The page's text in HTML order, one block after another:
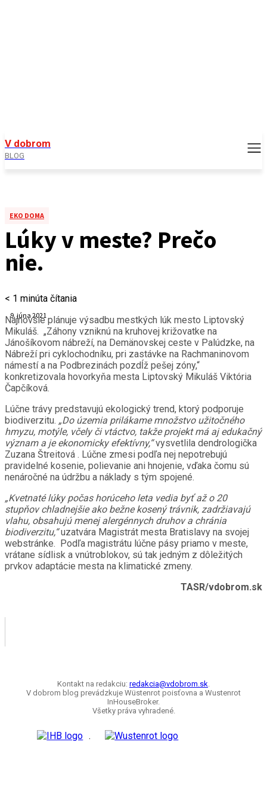
V dobrom
BLOG
EKO DOMA
Lúky v meste? Prečo
nie.
< 1 minúta čítania
9. júna 2021
Najnovšie plánuje výsadbu mestkých lúk mesto Liptovský
Mikuláš. „Záhony vzniknú na kruhovej križovatke na
Jánošíkovom nábreží, na Demänovskej ceste v Palúdzke, na
Nábreží pri cyklochodníku, pri zastávke na Rachmaninovom
námestí a na Podbrezinách pozdĺž pešej zóny,“
konkretizovala hovorkyňa mesta Liptovský Mikuláš Viktória
Čapčíková.
Lúčne trávy predstavujú ekologický trend, ktorý podporuje
biodiverzitu. „Do územia prilákame množstvo užitočného
hmyzu, motýle, včely či vtáctvo, takže projekt má aj edukačný
význam a je ekonomicky efektívny,“vysvetlila dendrologička
Zuzana Štreitová . Lúčne zmesi podľa nej nepotrebujú
pravidelné kosenie, polievanie ani hnojenie, vďaka čomu sú
nenáročné na údržbu a náklady s tým spojené.
„Kvetnaté lúky počas horúceho leta vedia byť až o 20
stupňov chladnejšie ako bežne kosený trávnik, zadržiavajú
vlahu, obsahujú menej alergénnych druhov a chránia
biodiverzitu,“uzatvára Magistrát mesta Bratislavy na svojej
webstránke. Podľa magistrátu lúčne pásy priamo v meste,
vrátane sídlisk a vnútroblokov, sú tak jedným z dôležitých
prvkov adaptácie mesta na klimatické zmeny.
TASR/vdobrom.sk
Kontakt na redakciu: redakcia@vdobrom.sk.
V dobrom blog prevádzkuje Wüstenrot poisťovna a Wustenrot
InHouseBroker.
Všetky práva vyhradené.
.